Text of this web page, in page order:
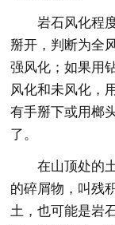
岩石风化程
掰开，判断为全
强风化；如果用
风化和未风化，
有手掰下或用榔
了。
在山顶处的
的碎屑物，叫残
土，也可能是岩